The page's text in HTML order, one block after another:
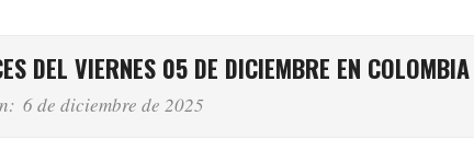
DEL VIERNES 05 DE DICIEMBRE EN COLOMBIA
6 de diciembre de 2025